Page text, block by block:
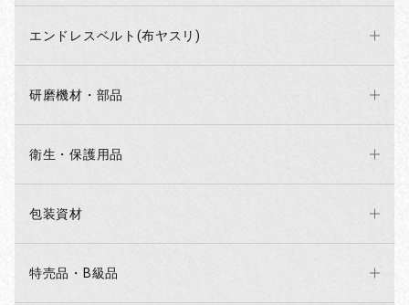
エンドレスベルト(布ヤスリ)
研磨機材・部品
衛生・保護用品
包装資材
特売品・B級品